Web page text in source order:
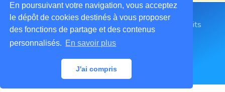
En poursuivant votre navigation, vous acceptez
le dépôt de cookies destinés à vous proposer
des fonctions de partage et des contenus
personnalisés. En savoir plus
J'ai compris
2019 © ANTHROPY Thermo Conseils. Tous droits
réservés.
Mentions légales CGU